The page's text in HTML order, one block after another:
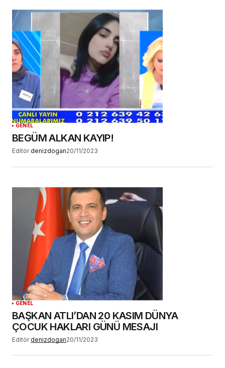
GENEL
BEGÜM ALKAN KAYIP!
Editör denizdogan20/11/2023
GENEL
BAŞKAN ATLI’DAN 20 KASIM DÜNYA
ÇOCUK HAKLARI GÜNÜ MESAJI
Editör denizdogan20/11/2023